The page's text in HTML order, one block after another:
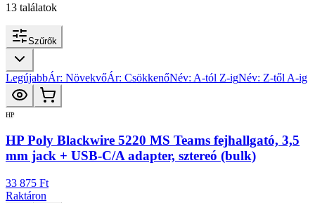
13 találatok
Szűrők
LegújabbÁr: NövekvőÁr: CsökkenőNév: A-tól Z-igNév: Z-től A-ig
HP
HP Poly Blackwire 5220 MS Teams fejhallgató, 3,5
mm jack + USB-C/A adapter, sztereó (bulk)
33 875 Ft
Raktáron